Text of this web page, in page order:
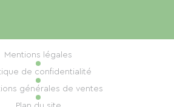
Mentions légales
de confidentialité
générales de ventes